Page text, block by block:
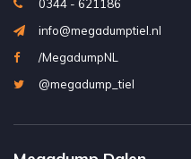
0344 - 621186
info@megadumptiel.nl
/MegadumpNL
@megadump_tiel